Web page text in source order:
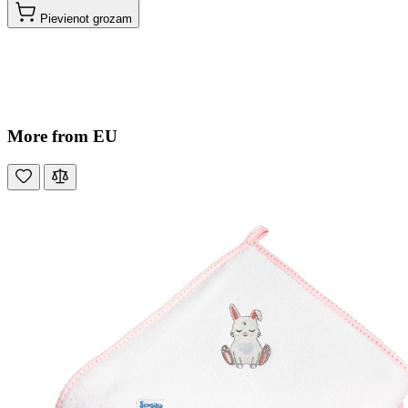
Pievienot grozam
More from EU